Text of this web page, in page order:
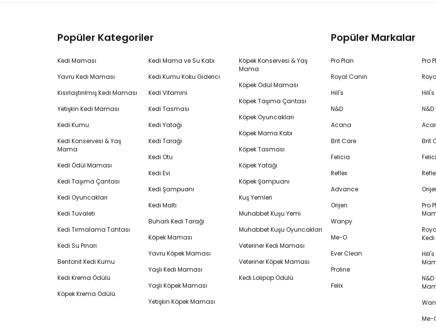
Popüler Kategoriler
Kedi Maması
Yavru Kedi Maması
Kısırlaştırılmış Kedi Maması
Yetişkin Kedi Maması
Kedi Kumu
Kedi Konservesi & Yaş
Mama
Kedi Ödül Maması
Kedi Taşıma Çantası
Kedi Oyuncakları
Kedi Tuvaleti
Kedi Tırmalama Tahtası
Kedi Su Pınarı
Bentonit Kedi Kumu
Kedi Krema Ödülü
Köpek Krema Ödülü
Kedi Mama ve Su Kabı
Kedi Kumu Koku Giderici
Kedi Vitamini
Kedi Tasması
Kedi Yatağı
Kedi Tarağı
Kedi Otu
Kedi Evi
Kedi Şampuanı
Kedi Maltı
Buharlı Kedi Tarağı
Köpek Maması
Yavru Köpek Maması
Yaşlı Kedi Maması
Yaşlı Köpek Maması
Yetişkin Köpek Maması
Köpek Konservesi & Yaş
Mama
Köpek Ödül Maması
Köpek Taşıma Çantası
Köpek Oyuncakları
Köpek Mama Kabı
Köpek Tasması
Köpek Yatağı
Köpek Şampuanı
Kuş Yemleri
Muhabbet Kuşu Yemi
Muhabbet Kuşu Oyuncakları
Veteriner Kedi Maması
Veteriner Köpek Maması
Kedi Lolipop Ödülü
Popüler Markalar
Pro Plan
Royal Canin
Hill's
N&D
Acana
Brit Care
Felicia
Reflex
Advance
Orijen
Wanpy
Me-O
Ever Clean
Proline
Felix
Pro
Brit
Pro
Hill's
N&D
Me-